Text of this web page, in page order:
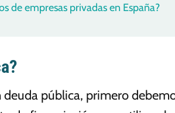
de empresas privadas en España?
pública, primero